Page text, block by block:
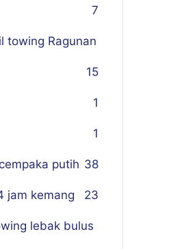
7
towing Ragunan
5
1
1
1
putih 38
jam kemang 23
lebak bulus